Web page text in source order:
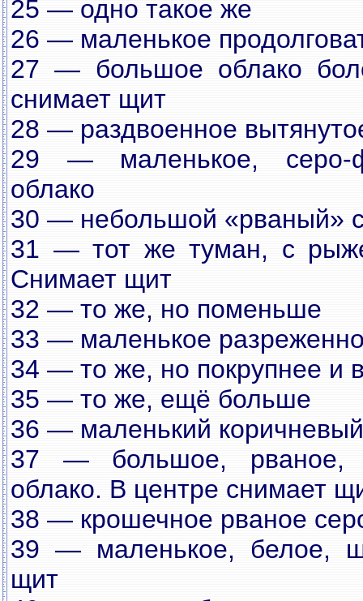
25 — одно такое же
26 — маленькое
27 — большое облако
снимает щит
28 — раздвоенное
29 — маленькое, серо-
облако
30 — небольшой «рваный»
31 — тот же туман, с
Снимает щит
32 — то же, но поменьше
33 — маленькое
34 — то же, но покрупнее и
35 — то же, ещё больше
36 — маленький
37 — большое, рваное,
облако. В центре снимает
38 — крошечное рваное
39 — маленькое, белое,
щит